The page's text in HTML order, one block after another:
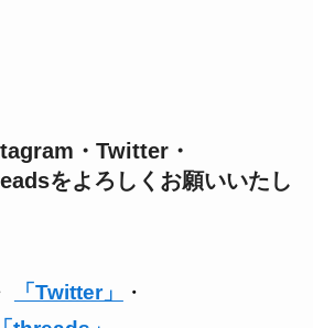
・Twitter・
をよろしくお願いいたし
「Twitter」
・